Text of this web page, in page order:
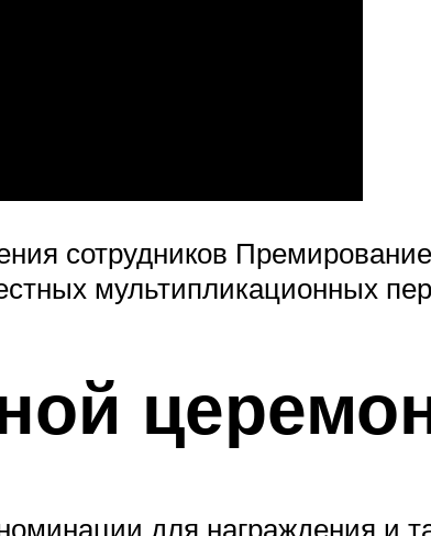
сотрудников
мультипликационных
для награждения и